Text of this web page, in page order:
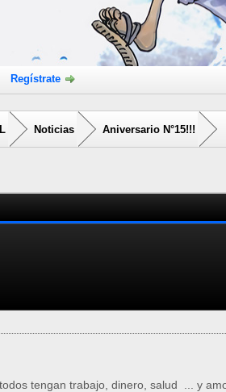
Regístrate
Noticias Aniversario N°15!!!
tengan trabajo, dinero, salud ... y